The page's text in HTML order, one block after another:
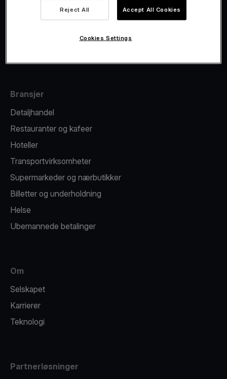
Fiskalisering
Bransjer
Detaljhandel
Restauranter og kafeer
Hoteller
Transportvirksomheter
Supermarkeder og nærbutikker
Billetter og underholdning
Helse
Ubemannede betalinger
Om
Selskapet
Karrierer
Teknologi
Partnerløsninger
Reject All Accept All Cookies
Cookies Settings